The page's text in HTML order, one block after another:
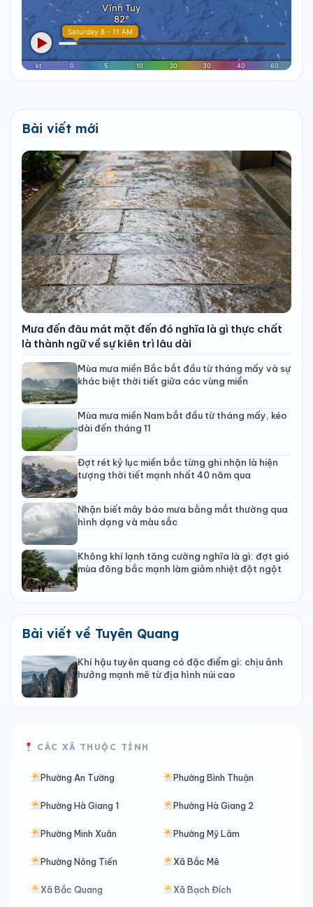
Bài viết mới
Mưa đến đâu mát mặt đến đó nghĩa là gì thực chất
là thành ngữ về sự kiên trì lâu dài
Mùa mưa miền Bắc bắt đầu từ tháng mấy và sự
khác biệt thời tiết giữa các vùng miền
Mùa mưa miền Nam bắt đầu từ tháng mấy, kéo
dài đến tháng 11
Đợt rét kỷ lục miền bắc từng ghi nhận là hiện
tượng thời tiết mạnh nhất 40 năm qua
Nhận biết mây báo mưa bằng mắt thường qua
hình dạng và màu sắc
Không khí lạnh tăng cường nghĩa là gì: đợt gió
mùa đông bắc mạnh làm giảm nhiệt đột ngột
Bài viết về Tuyên Quang
Khí hậu tuyên quang có đặc điểm gì: chịu ảnh
hưởng mạnh mẽ từ địa hình núi cao
CÁC XÃ THUỘC TỈNH
Phường An Tường Phường Bình Thuận
Phường Hà Giang 1 Phường Hà Giang 2
Phường Minh Xuân Phường Mỹ Lâm
Phường Nông Tiến Xã Bắc Mê
Xã Bắc Quang Xã Bạch Đích